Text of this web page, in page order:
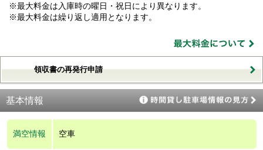
※最大料金は入庫時の曜日・祝日により異なります。
※最大料金は繰り返し適用となります。
領収書の再発行申請
基本情報
満空情報 空車